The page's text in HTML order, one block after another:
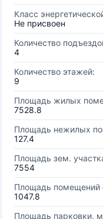
Класс
Не присвоен
Количество
4
Количество этажей:
9
Площадь жилых
7528.8
Площадь нежилых
127.4
Площадь зем.
7554
Площадь помещений
1047.8
Площадь парковки,